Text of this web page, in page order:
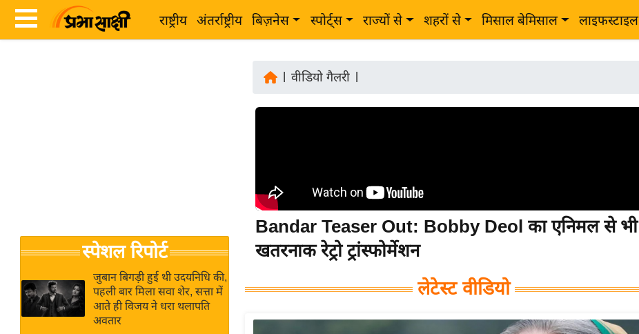
राष्ट्रीय अंतर्राष्ट्रीय बिज़नेस स्पोर्ट्स राज्यों से शहरों से मिसाल बेमिसाल लाइफस्टाइल
Breaking
News in
Hindi
Hindi
जगत
राय
बजट
स्पेशल रिपोर्ट
जुबान बिगड़ी हुई थी उदयनिधि की,
पहली बार मिला सवा शेर, सत्ता में
आते ही विजय ने धरा थलापति
अवतार
वीडियो गैलरी
Bandar Teaser Out: Bobby Deol का एनिमल से भी
खतरनाक रेट्रो ट्रांस्फोर्मेशन
लेटेस्ट वीडियो